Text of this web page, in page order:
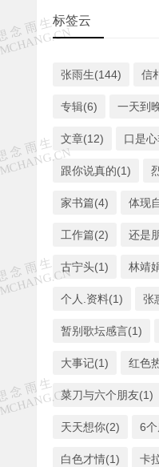
标签云
张雨生(144) 信
专辑(6) 一天到
文章(12) 口是
跟你说真的(1)
家书篇(4) 体现
工作篇(2) 还是
古宁头(1) 林靖
个人.资料(1) 张
暂别歌坛感言(1)
大事记(1) 红色
菜刀与六个朋友(1)
天天想你(2) 6
白色才情(1) 卡